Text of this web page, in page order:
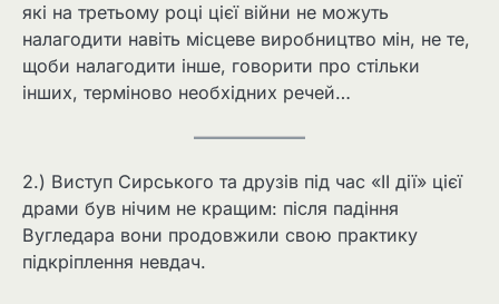
які на третьому році цієї війни не можуть
налагодити навіть місцеве виробництво мін, не те,
щоби налагодити інше, говорити про стільки
інших, терміново необхідних речей…
2.) Виступ Сирського та друзів під час «II дії» цієї
драми був нічим не кращим: після падіння
Вугледара вони продовжили свою практику
підкріплення невдач.